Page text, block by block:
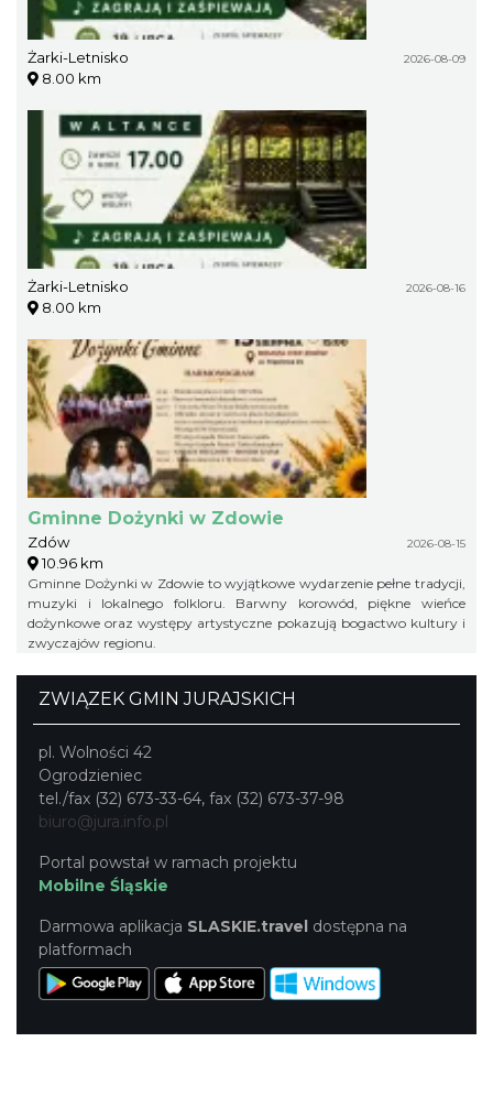
Żarki-Letnisko 2026-08-09
8.00 km
Żarki-Letnisko 2026-08-16
8.00 km
Gminne Dożynki w Zdowie
Zdów 2026-08-15
10.96 km
Gminne Dożynki w Zdowie to wyjątkowe wydarzenie pełne tradycji,
muzyki i lokalnego folkloru. Barwny korowód, piękne wieńce
dożynkowe oraz występy artystyczne pokazują bogactwo kultury i
zwyczajów regionu.
ZWIĄZEK GMIN JURAJSKICH
pl. Wolności 42
Ogrodzieniec
tel./fax (32) 673-33-64, fax (32) 673-37-98
biuro@jura.info.pl
Portal powstał w ramach projektu
Mobilne Śląskie
Darmowa aplikacja SLASKIE.travel dostępna na
platformach